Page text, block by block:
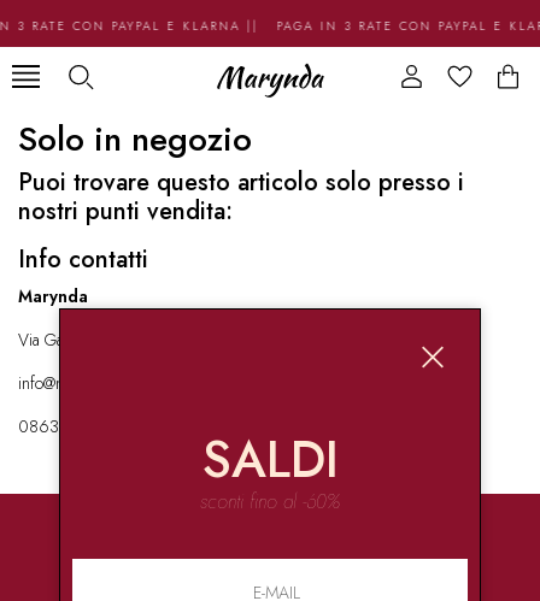
3 RATE CON PAYPAL E KLARNA || PAGA IN 3 RATE CON PAYPAL E
Solo in negozio
Puoi trovare questo articolo solo presso i
nostri punti vendita:
Info contatti
Marynda
Via Garibaldi 136 67051 Avezzano
info@marynda.com
08631871946
SALDI
sconti fino al -60%